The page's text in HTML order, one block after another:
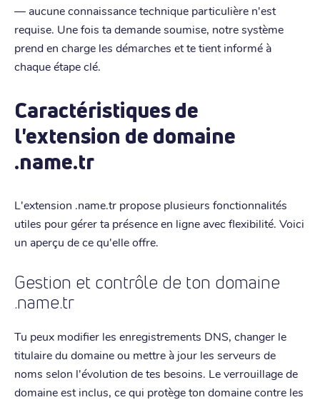
— aucune connaissance technique particulière n'est
requise. Une fois ta demande soumise, notre système
prend en charge les démarches et te tient informé à
chaque étape clé.
Caractéristiques de
l'extension de domaine
.name.tr
L'extension .name.tr propose plusieurs fonctionnalités
utiles pour gérer ta présence en ligne avec flexibilité. Voici
un aperçu de ce qu'elle offre.
Gestion et contrôle de ton domaine
.name.tr
Tu peux modifier les enregistrements DNS, changer le
titulaire du domaine ou mettre à jour les serveurs de
noms selon l'évolution de tes besoins. Le verrouillage de
domaine est inclus, ce qui protège ton domaine contre les